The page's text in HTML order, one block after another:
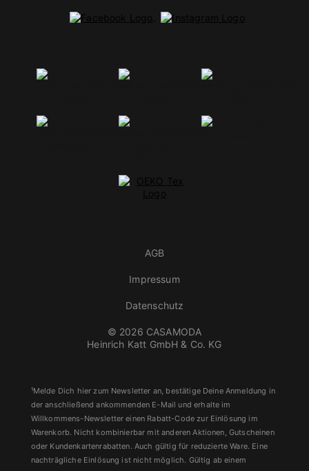
© 2026 CASAMODA
Heinrich Katt GmbH & Co. KG
AGB
Impressum
Datenschutz
¹Melde Dich hier zum Newsletter an, bestätige Deine Anmeldung in
der anschließend ankommenden E-Mail und erhalte im
Willkommens-Newsletter einen Rabatt-Code zur Einlösung im
Warenkorb. Nicht kombinierbar mit anderen Aktionen, Gutscheinen
oder Kundenkartenrabatten. Auch gültig für reduzierte Ware. Eine
nachträgliche Einlösung ist nicht möglich. Gültig ab einem